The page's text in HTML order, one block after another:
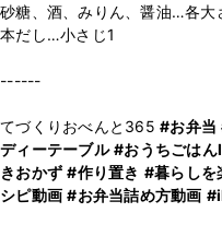
砂糖、酒、みりん、醤油…各大
本だし…小さじ1
------
てづくりおべんと365 #お弁当
ディーテーブル #おうちごは
きおかず #作り置き #暮らしを
シピ動画 #お弁当詰め方動画